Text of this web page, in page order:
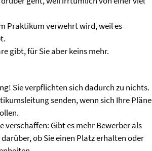
Praktikum verwehrt wird, weil es
gibt, für Sie aber keins mehr.
Sie verpflichten sich dadurch zu nichts.
senden, wenn sich Ihre Pläne
Gibt es mehr Bewerber als
ob Sie einen Platz erhalten oder